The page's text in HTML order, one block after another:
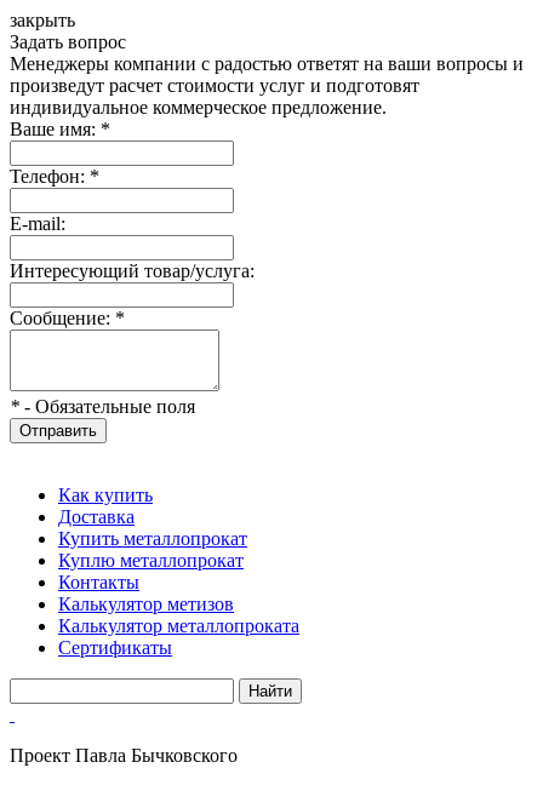
закрыть
Задать вопрос
Менеджеры компании с радостью ответят на ваши вопросы и
произведут расчет стоимости услуг и подготовят
индивидуальное коммерческое предложение.
Ваше имя: *
Телефон: *
E-mail:
Интересующий товар/услуга:
Сообщение: *
* - Обязательные поля
Отправить
Как купить
Доставка
Купить металлопрокат
Куплю металлопрокат
Контакты
Калькулятор метизов
Калькулятор металлопроката
Сертификаты
Проект Павла Бычковского